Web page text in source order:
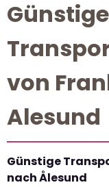
Günstige
von
Alesund
Günstige
nach Ålesund